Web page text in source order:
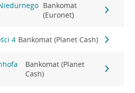
Bankomat
(Euronet)
4 Bankomat (Planet Cash)
Bankomat (Planet
Cash)